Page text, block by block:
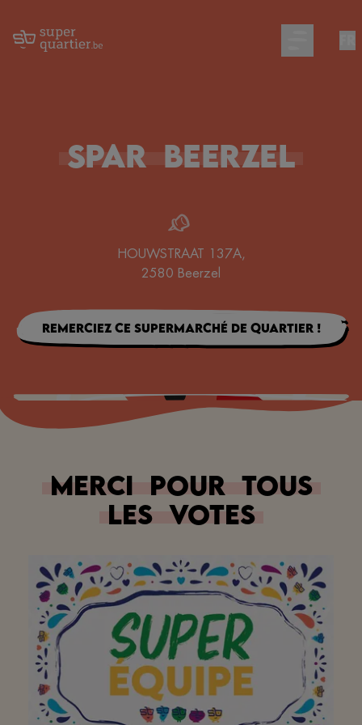
Open main
Spar Beerzel
HOUWSTRAAT 137A,
2580 Beerzel
Remerciez ce supermarché de quartier !
Merci pour tous
les votes